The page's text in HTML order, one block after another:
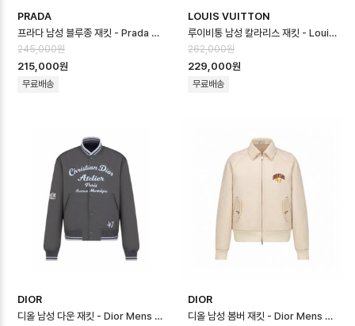
PRADA
프라다 남성 블루종 재킷 - Prada Mens Blouson Jacket - prc166…
245,000원
215,000원
무료배송
LOUIS VUITTON
루이비통 남성 칼라리스 재킷 - Louis vuitton Mens Embellished C…
262,000원
229,000원
무료배송
DIOR
디올 남성 다운 재킷 - Dior Mens Down Jacket - dic16659x
DIOR
디올 남성 봄버 재킷 - Dior Mens Bomber Jacket - dic16658x